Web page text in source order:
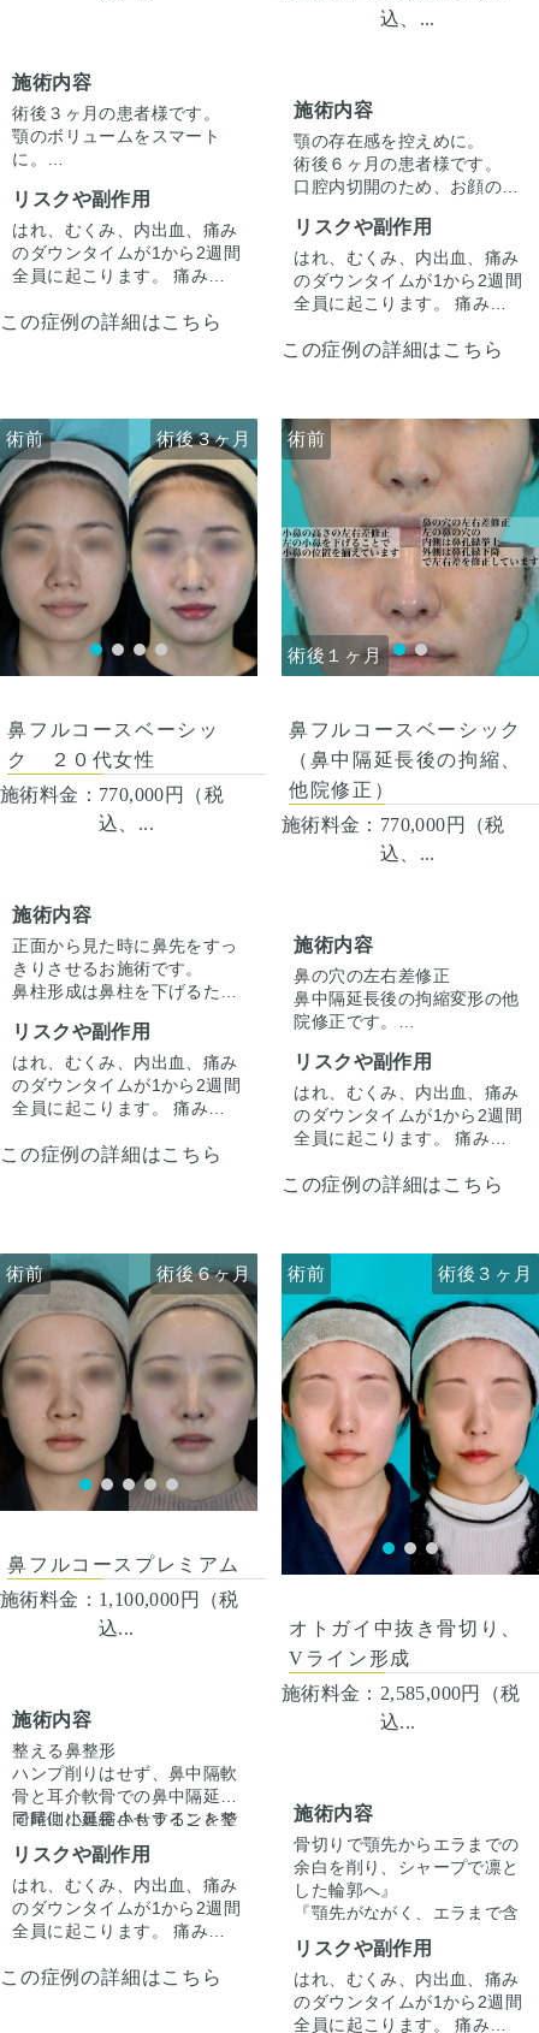
施術内容
術後３ヶ月の患者様です。
顎のボリュームをスマート
に。
面に傷跡は残りません。
リスクや副作用
はれ、むくみ、内出血、痛み
のダウンタイムが1から2週間
全員に起こります。 痛みは3
生活。1週間くらいすると押
あります。多くは通常1ヶ月
以内に改善します。 稀に感染
がありますが、そのような際
は責任を持って当院で治療し
ます。 仕上がりには個人差が
あるので、手術を受けた人全
員がこの写真の様な変化をす
るわけではありませんのでご
注意下さい。 カウンセリング
にて、診察させていただいた
上でその方一人一人の状態を
この症例の詳細はこちら
込、...
施術内容
顎の存在感を控えめに。
術後６ヶ月の患者様です。
口腔内切開のため、お顔の表
リスクや副作用
はれ、むくみ、内出血、痛み
のダウンタイムが1から2週間
全員に起こります。 痛みは3
生活。1週間くらいすると押
いで目立たなくなります。 顎
先や下唇の痺れが出ることが
あります。多くは通常1ヶ月
以内に改善します。 稀に感染
がありますが、そのような際
は責任を持って当院で治療し
ます。 仕上がりには個人差が
あるので、手術を受けた人全
員がこの写真の様な変化をす
るわけではありませんのでご
注意下さい。 カウンセリング
にて、診察させていただいた
ます。
この症例の詳細はこちら
術前 術後３ヶ月 術前 術後３ヶ月
鼻フルコースベーシッ
ク ２０代女性
施術料金： 770,000円（税
込、...
施術内容
正面から見た時に鼻先をすっ
きりさせるお施術です。
鼻柱形成は鼻柱を下げるため
の後戻りの予防も兼ねて行っ
ています。
余った軟骨を粉砕しハンプの
下に移植することでハンプの
リスクや副作用
はれ、むくみ、内出血、痛み
のダウンタイムが1から2週間
全員に起こります。 痛みは3
生活。 1週間くらいすると押
うな際は責任を持って当院で
治療します。 仕上がりには個
人差があるので、手術を受け
た人全員がこの写真の様な変
化をするわけではありません
のでご注意下さい。 カウンセ
リングにて診察させていただ
いた上でその方一人一人の状
態をふまえて、治療法をご提
案します。
この症例の詳細はこちら
術前
術後１ヶ月
術前
術後１ヶ月
鼻フルコースベーシック
（鼻中隔延長後の拘縮、
他院修正）
施術料金： 770,000円（税
込、...
施術内容
鼻の穴の左右差修正
鼻中隔延長後の拘縮変形の他
院修正です。
側下方向に移動させ修正して
います。
左の鼻の穴は、内側を皮弁を
用いた鼻孔縁挙上で、
真皮脂肪の移植で鼻孔縁下降
をしています。
リスクや副作用
はれ、むくみ、内出血、痛み
のダウンタイムが1から2週間
全員に起こります。 痛みは3
生活。 1週間くらいすると押
いで目立たなくなります。 稀
に感染がありますが、そのよ
うな際は責任を持って当院で
治療します。 仕上がりには個
人差があるので、手術を受け
た人全員がこの写真の様な変
化をするわけではありません
のでご注意下さい。 カウンセ
リングにて診察させていただ
いた上でその方一人一人の状
態をふまえて、治療法をご提
案します。
この症例の詳細はこちら
術前 術後６ヶ月 術前 術後６ヶ月
鼻フルコースプレミアム
施術料金： 1,100,000円（税
込...
施術内容
整える鼻整形
ハンプ削りはせず、鼻中隔軟
骨と耳介軟骨での鼻中隔延長
で尾側に延長させラインを整
えています。
同時に小鼻縮小もすることで
正面からの印象もすっきりさ
せています。
リスクや副作用
はれ、むくみ、内出血、痛み
のダウンタイムが1から2週間
全員に起こります。 痛みは3
生活。 1週間くらいすると押
この症例の詳細はこちら
術前 術後３ヶ月 術前 術後３ヶ月
オトガイ中抜き骨切り、
Vライン形成
施術料金： 2,585,000円（税
込...
施術内容
骨切りで顎先からエラまでの
余白を削り、シャープで凛と
した輪郭へ』
『顎先がながく、エラまで含
めて輪郭が四角い印象なのが
コンプレックス。余白を全体
的に無くしてシャープな輪郭
にしたい。』
というお悩みで受診されまし
顎先は自然な範囲内で、しっ
かりと短くというご本人様の
ご希望に沿うよう骨を切除さ
リスクや副作用
はれ、むくみ、内出血、痛み
のダウンタイムが1から2週間
全員に起こります。 痛みは3